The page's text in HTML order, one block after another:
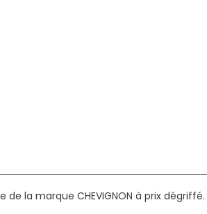
la marque CHEVIGNON à prix dégriffé.